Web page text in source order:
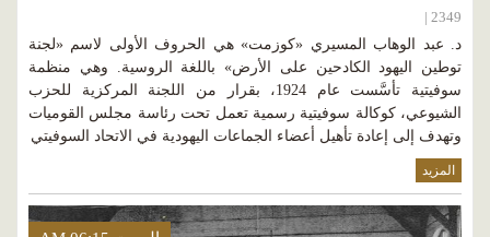
2349 |
د. عبد الوهاب المسيري «كوزمت» هي الحروف الأولى لاسم «لجنة
توطين اليهود الكادحين على الأرض» باللغة الروسية. وهي منظمة
سوفيتية تأسَّست عام 1924، بقرار من اللجنة المركزية للحزب
الشيوعي، كوكالة سوفيتية رسمية تعمل تحت رئاسة مجلس القوميات
وتهدف إلى إعادة تأهيل أعضاء الجماعات اليهودية في الاتحاد السوفيتي
المزيد